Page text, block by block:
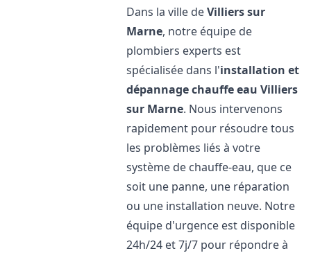
Dans la ville deVilliers sur
Marne, notre équipe de
plombiers experts est
spécialisée dans l'installation et
dépannage chauffe eau Villiers
sur Marne. Nous intervenons
rapidement pour résoudre tous
les problèmes liés à votre
système de chauffe-eau, que ce
soit une panne, une réparation
ou une installation neuve. Notre
équipe d'urgence est disponible
24h/24 et 7j/7 pour répondre à